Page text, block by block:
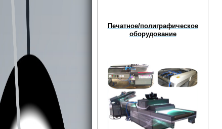
Печатное/полиграфическое
оборудование